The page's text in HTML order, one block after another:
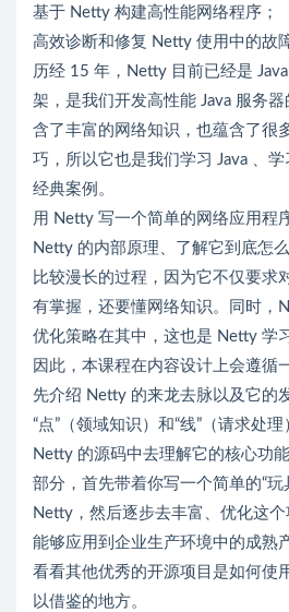
基于 Netty 构建高性能网络程序；
高效诊断和修复 Netty 使用中的故
历经 15 年，Netty 目前已经是
架，是我们开发高性能 Java 服务
含了丰富的网络知识，也蕴含了很
巧，所以它也是我们学习 Java 、
经典案例。
用 Netty 写一个简单的网络应用程
Netty 的内部原理、了解它到底怎
比较漫长的过程，因为它不仅要求
有掌握，还要懂网络知识。同时，
优化策略在其中，这也是 Netty 学
因此，本课程在内容设计上会遵循
先介绍 Netty 的来龙去脉以及它的
“点”（领域知识）和“线”（请求处
Netty 的源码中去理解它的核心功
部分，首先带着你写一个简单的“玩
Netty，然后逐步去丰富、优化这
能够应用到企业生产环境中的成熟
看看其他优秀的开源项目是如何使
以借鉴的地方。